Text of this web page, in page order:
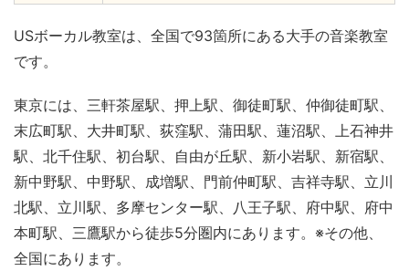
USボーカル教室は、全国で93箇所にある大手の音楽教室
です。
東京には、三軒茶屋駅、押上駅、御徒町駅、仲御徒町駅、
末広町駅、大井町駅、荻窪駅、蒲田駅、蓮沼駅、上石神井
駅、北千住駅、初台駅、自由が丘駅、新小岩駅、新宿駅、
新中野駅、中野駅、成増駅、門前仲町駅、吉祥寺駅、立川
北駅、立川駅、多摩センター駅、八王子駅、府中駅、府中
本町駅、三鷹駅から徒歩5分圏内にあります。※その他、
全国にあります。